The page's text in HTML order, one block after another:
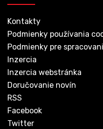
Kontakty
Podmienky používania
Podmienky pre
Inzercia
Inzercia webstránka
Doručovanie novín
RSS
Facebook
Twitter